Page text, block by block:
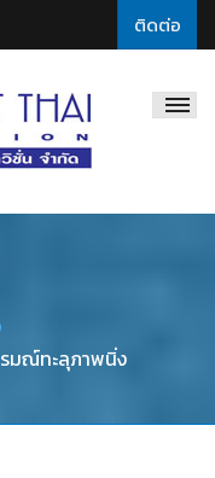
ติดต่อ
รมณ์ทะลุภาพนิ่ง